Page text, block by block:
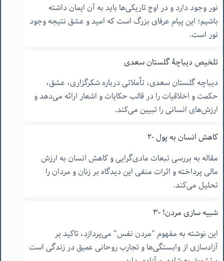
نور وجود دارد و در اوج تاریکی‌ها باید به آن ایمان داشته
باشیم؛ این پیام عرفای بزرگ است که امید و عشق نتیجه وجود
نور است.
تلخیص دیباچۀ گلستان سعدی
دیباچه گلستان سعدی، تأملاتی درباره شکرگزاری، عشق،
حکمت و اخلاقیات را در قالب حکایات و اشعار ارائه می‌دهد و
ارزش‌های انسانی را تبیین می‌کند.
کاهش انسان به پول -٢
مقاله به بررسی تبعات مادی‌گرایی و کاهش انسان به ارزش
مالی پرداخته و اثرات منفی این دیدگاه بر زنان و مردان را
تحلیل می‌کند.
شبیه سازی مردن! -٣
این نوشته به مفهوم "مردن نفس" می‌پردازد، تاکید بر
آزادسازی از وابستگی‌ها و تجارب روحانی عمیق در زندگی است